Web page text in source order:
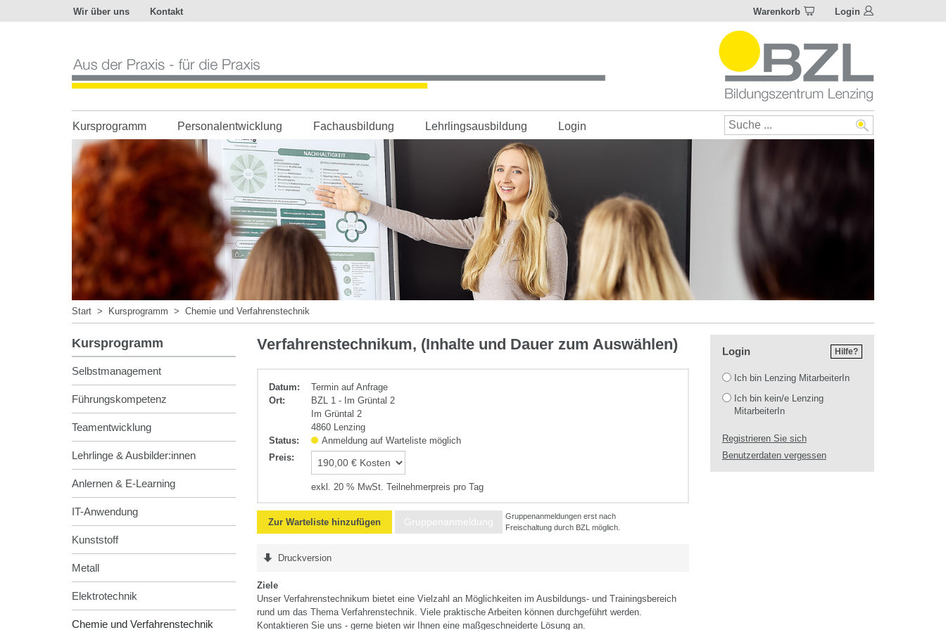
Wir über uns Kontakt Warenkorb Login
der
Praxis
-
die
Praxis
Kursprogramm Personalentwicklung Fachausbildung Lehrlingsausbildung Login
Start > Kursprogramm > Chemie und Verfahrenstechnik
Kursprogramm
Selbstmanagement
Führungskompetenz
Teamentwicklung
Lehrlinge & Ausbilder:innen
Anlernen & E-Learning
IT-Anwendung
Kunststoff
Metall
Elektrotechnik
Chemie und Verfahrenstechnik
Chemie
Verfahrenstechnik
Verfahrenstechnikum, (Inhalte und Dauer zum Auswählen)
Datum:
Termin auf Anfrage
Ort:
BZL 1 - Im Grüntal 2
Im Grüntal 2
4860 Lenzing
Status:
Anmeldung auf Warteliste möglich
Preis:
exkl. 20 % MwSt. Teilnehmerpreis pro Tag
Zur Warteliste hinzufügen Gruppenanmeldung
Gruppenanmeldungen erst nach
Freischaltung durch BZL möglich.
Druckversion
Ziele
Unser Verfahrenstechnikum bietet eine Vielzahl an Möglichkeiten im Ausbildungs- und Trainingsbereich
rund um das Thema Verfahrenstechnik. Viele praktische Arbeiten können durchgeführt werden.
Kontaktieren Sie uns - gerne bieten wir Ihnen eine maßgeschneiderte Lösung an.
Hilfe?
Login
Ich bin Lenzing MitarbeiterIn
Ich bin kein/e Lenzing
MitarbeiterIn
Registrieren Sie sich
Benutzerdaten vergessen